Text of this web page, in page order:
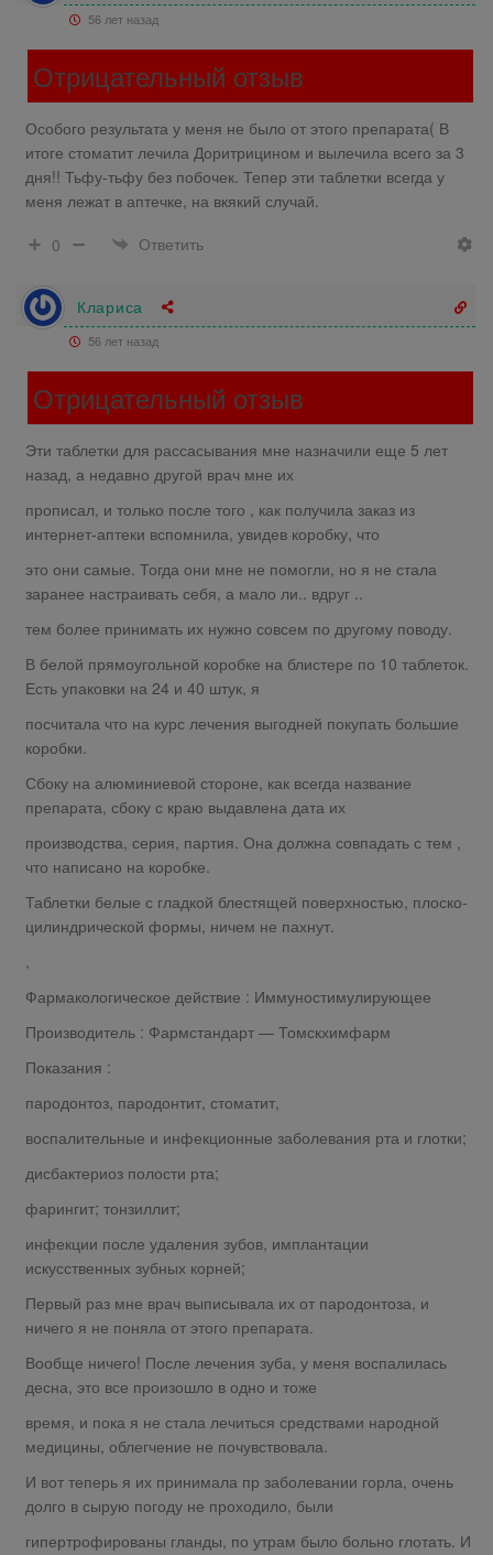
56 лет назад
Отрицательный отзыв
Особого результата у меня не было от этого препарата( В
итоге стоматит лечила Доритрицином и вылечила всего за 3
дня!! Тьфу-тьфу без побочек. Тепер эти таблетки всегда у
меня лежат в аптечке, на вкякий случай.
0
Ответить
Клариса
56 лет назад
Отрицательный отзыв
Эти таблетки для рассасывания мне назначили еще 5 лет
назад, а недавно другой врач мне их
прописал, и только после того , как получила заказ из
интернет-аптеки вспомнила, увидев коробку, что
это они самые. Тогда они мне не помогли, но я не стала
заранее настраивать себя, а мало ли.. вдруг ..
тем более принимать их нужно совсем по другому поводу.
В белой прямоугольной коробке на блистере по 10 таблеток.
Есть упаковки на 24 и 40 штук, я
посчитала что на курс лечения выгодней покупать большие
коробки.
Сбоку на алюминиевой стороне, как всегда название
препарата, сбоку с краю выдавлена дата их
производства, серия, партия. Она должна совпадать с тем ,
что написано на коробке.
Таблетки белые с гладкой блестящей поверхностью, плоско-
цилиндрической формы, ничем не пахнут.
,
Фармакологическое действие : Иммуностимулирующее
Производитель : Фармстандарт — Томскхимфарм
Показания :
пародонтоз, пародонтит, стоматит,
воспалительные и инфекционные заболевания рта и глотки;
дисбактериоз полости рта;
фарингит; тонзиллит;
инфекции после удаления зубов, имплантации
искусственных зубных корней;
Первый раз мне врач выписывала их от пародонтоза, и
ничего я не поняла от этого препарата.
Вообще ничего! После лечения зуба, у меня воспалилась
десна, это все произошло в одно и тоже
время, и пока я не стала лечиться средствами народной
медицины, облегчение не почувствовала.
И вот теперь я их принимала пр заболевании горла, очень
долго в сырую погоду не проходило, были
гипертрофированы гланды, по утрам было больно глотать. И